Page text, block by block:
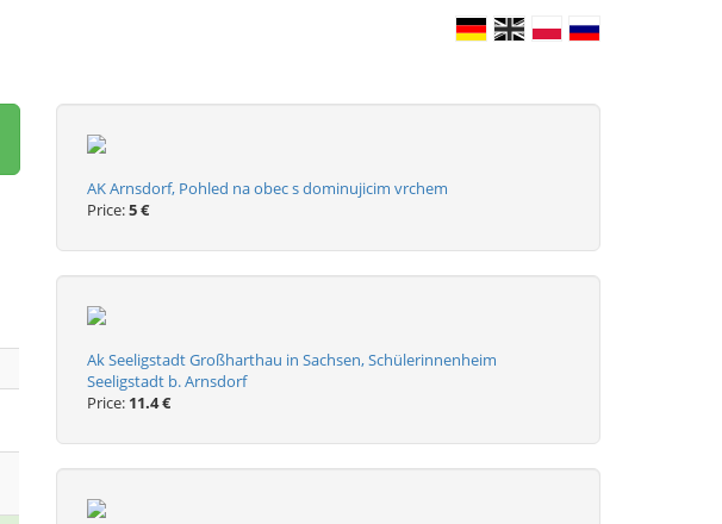
AK Arnsdorf, Pohled na obec s dominujicim vrchem
Price:5 €
Ak Seeligstadt Großharthau in Sachsen, Schülerinnenheim
Seeligstadt b. Arnsdorf
Price: 11.4 €